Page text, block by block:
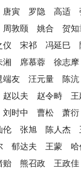
唐寅 罗隐 高适
周敦颐 姚合 贺知
仪 宋祁 冯延巳
湘 席慕蓉 徐志摩
端友 汪元量 陈沆
赵以夫 赵令畤 王
刘时中 曹松 萧衍
伦 张旭 陈人杰
郁达夫 王蒙 哈
贻 熊召政 王政佳